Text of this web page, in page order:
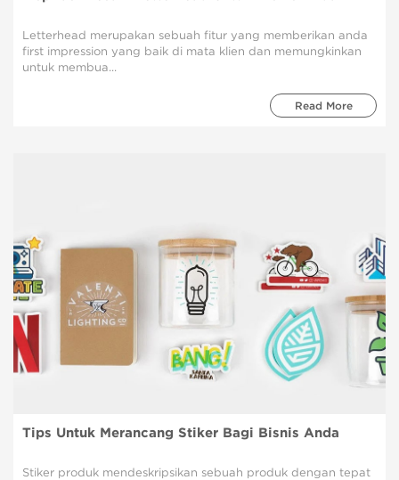
Letterhead merupakan sebuah fitur yang memberikan anda
first impression yang baik di mata klien dan memungkinkan
untuk membua...
Read More
Tips Untuk Merancang Stiker Bagi Bisnis Anda
Stiker produk mendeskripsikan sebuah produk dengan tepat